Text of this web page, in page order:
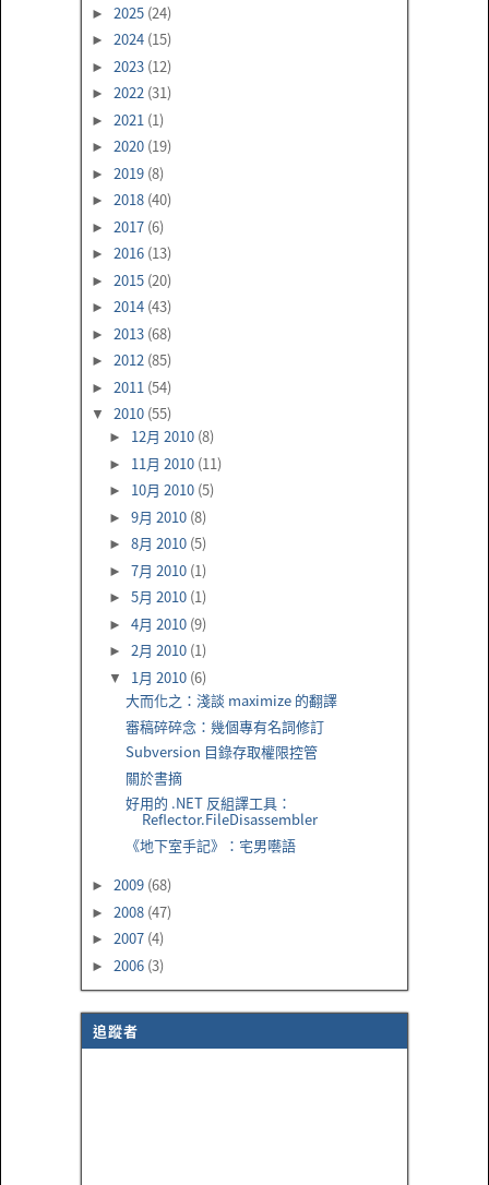
► 2025 (24)
► 2024 (15)
► 2023 (12)
► 2022 (31)
► 2021 (1)
► 2020 (19)
► 2019 (8)
► 2018 (40)
► 2017 (6)
► 2016 (13)
► 2015 (20)
► 2014 (43)
► 2013 (68)
► 2012 (85)
► 2011 (54)
▼ 2010 (55)
► 12月 2010 (8)
► 11月 2010 (11)
► 10月 2010 (5)
► 9月 2010 (8)
► 8月 2010 (5)
► 7月 2010 (1)
► 5月 2010 (1)
► 4月 2010 (9)
► 2月 2010 (1)
▼ 1月 2010 (6)
大而化之：淺談 maximize 的翻譯
審稿碎碎念：幾個專有名詞修訂
Subversion 目錄存取權限控管
關於書摘
好用的 .NET 反組譯工具：
Reflector.FileDisassembler
《地下室手記》：宅男囈語
► 2009 (68)
► 2008 (47)
► 2007 (4)
► 2006 (3)
追蹤者